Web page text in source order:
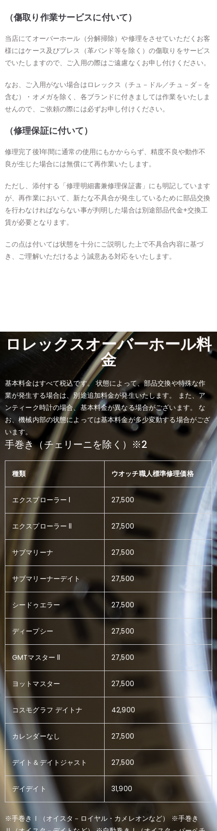
（傷取り作業サービスに付いて）
当店にてオーバーホール（分解掃除）や修理をさせていただくお客
様にはケース及びブレス（革バンド等を除く）の傷取りをサービス
でいたしますので、ご入用の際はご遠慮なくお申し付けください。
なお、ご入用がない場合はロレックス（チュ－ドル／チュ－ダ－を
含む）・オメガを除く、各ブランドに付きましては作業をいたしま
せんので、ご依頼の際には必ずお申し付けください。
（修理保証に付いて）
修理完了後1年間に通常の使用にもかかららず、精度不良や動作不
良が生じた場合には無償にて再作業いたします。
ただし、添付する「修理明細書兼修理保証書」にも明記しています
が、再作業において、新たな不具合が発生しているために部品交換
を行わなければならない事が判明した場合は別途部品代金+交換工
賃が必要となります。
この点は付いては状態を十分にご説明した上で不具合内容に基づ
き、ご理解いただけるよう誠意ある対応をいたします。
ロレックスオーバーホール料
金
基本料金はすべて税込です。 状態によって、部品交換や特殊な作
業が発生する場合は、別途追加料金が発生いたします。 また、ア
ンティーク時計の場合、基本料金が異なる場合がございます。 な
お、機械内部の状態によっては基本料金が多少変動する場合がござ
います。
手巻き（チェリーニを除く）※2
種類 ウオッチ職人標準修理価格
エクスプローラー l 27,500
エクスプローラー ll 27,500
サブマリーナ 27,500
サブマリーナーデイト 27,500
シードゥエラー 27,500
ディープシー 27,500
GMTマスター ll 27,500
ヨットマスター 27,500
コスモグラフ デイトナ 42,900
カレンダーなし 27,500
デイト＆デイトジャスト 27,500
デイデイト 31,900
※手巻きⅠ（オイスタ－ロイヤル・カメレオンなど） ※手巻き